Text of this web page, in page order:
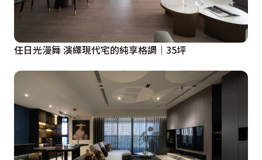
任日光漫舞 演繹現代宅的純享格調｜35坪